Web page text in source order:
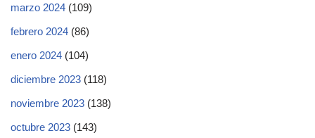
marzo 2024 (109)
febrero 2024 (86)
enero 2024 (104)
diciembre 2023 (118)
noviembre 2023 (138)
octubre 2023 (143)